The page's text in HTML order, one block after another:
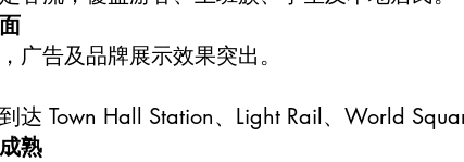
广告及品牌展示效果突出。
达 Town Hall Station、Light Rail、World
熟